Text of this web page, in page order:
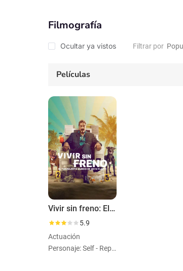
Filmografía
Ocultar ya vistos Filtrar por
Películas
Vivir sin freno: El turbulento mundo de John McAfee
5.9
Actuación
Personaje: Self - Reporter